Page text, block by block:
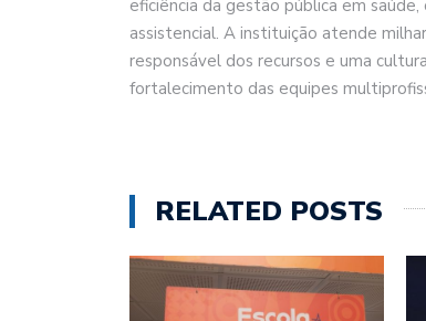
eficiência da gestão pública em
assistencial. A instituição atende
responsável dos recursos e uma
fortalecimento das equipes
RELATED POSTS